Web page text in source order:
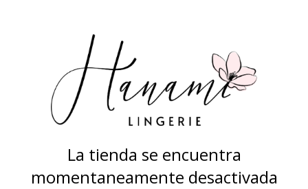
La tienda se encuentra
momentaneamente desactivada